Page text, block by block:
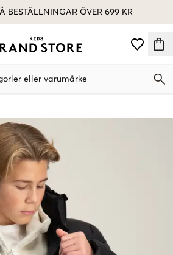
BESTÄLLNINGAR ÖVER 699 KR
eller varumärke